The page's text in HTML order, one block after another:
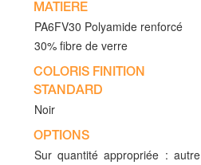
MATIERE
PA6FV30 Polyamide renforcé
30% fibre de verre
COLORIS FINITION
STANDARD
Noir
OPTIONS
Sur quantité appropriée : autre